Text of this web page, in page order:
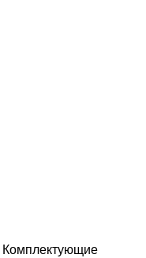
Комплектующие